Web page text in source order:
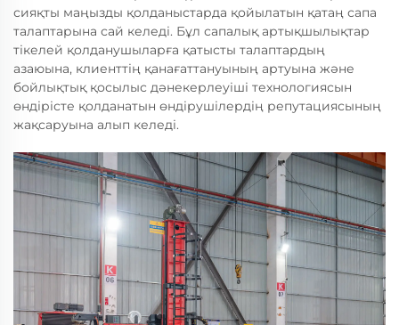
сияқты маңызды қолданыстарда қойылатын қатаң сапа
талаптарына сай келеді. Бұл сапалық артықшылықтар
тікелей қолданушыларға қатысты талаптардың
азаюына, клиенттің қанағаттануының артуына және
бойлықтық қосылыс дәнекерлеуіші технологиясын
өндірісте қолданатын өндірушілердің репутациясының
жақсаруына алып келеді.